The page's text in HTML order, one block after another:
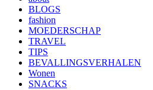
BLOGS
fashion
MOEDERSCHAP
TRAVEL
TIPS
BEVALLINGSVERHALEN
Wonen
SNACKS